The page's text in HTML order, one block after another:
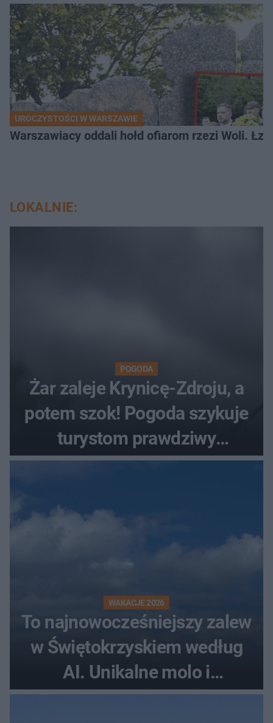
UROCZYSTOŚCI W WARSZAWIE
Warszawiacy oddali hołd ofiarom rzezi Woli.
LOKALNIE:
POGODA
Żar zaleje Krynicę-Zdroju, a
potem szok! Pogoda szykuje
turystom prawdziwy
rollercoaster
WAKACJE 2026
To najnowocześniejszy zalew
w Świętokrzyskiem według
AI. Unikalne molo i
promenada